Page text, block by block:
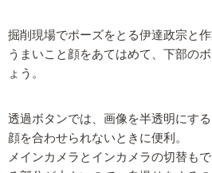
掘削現場でポーズをとる伊達政宗と
うまいこと顔をあてはめて、下部の
ょう。
透過ボタンでは、画像を半透明にす
顔を合わせられないときに便利。
メインカメラとインカメラの切替も